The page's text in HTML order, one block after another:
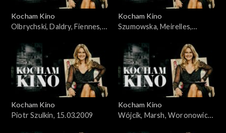
Kocham Kino
Olbrychski, Daldry, Fiennes,
Kocham Kino
Szumowska, Meirelles,
Kocham Kino
Piotr Szulkin, 15.03.2009
Kocham Kino
Wójcik, Marsh, Woronowicz,